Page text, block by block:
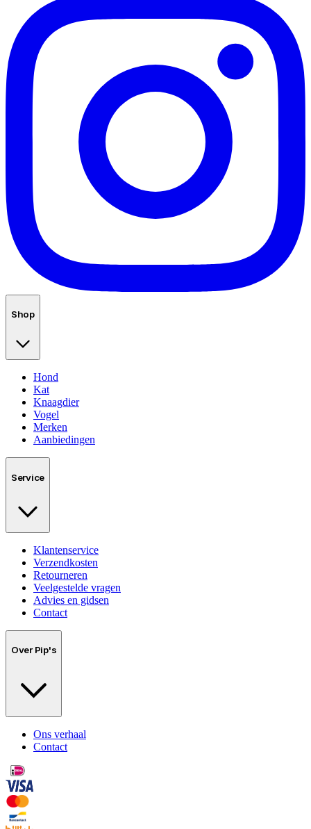
Shop
Hond
Kat
Knaagdier
Vogel
Merken
Aanbiedingen
Service
Klantenservice
Verzendkosten
Retourneren
Veelgestelde vragen
Advies en gidsen
Contact
Over Pip's
Ons verhaal
Contact